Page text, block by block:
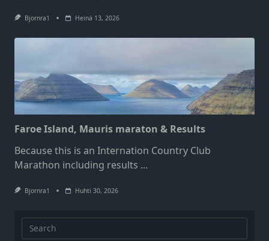
Bjornra1 Heinä 13, 2026
Faroe Island, Mauris maraton & Results
Because this is an Internation Country Club
Marathon including results ...
Bjornra1 Huhti 30, 2026
Search